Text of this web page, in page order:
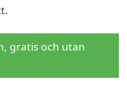
gratis och utan